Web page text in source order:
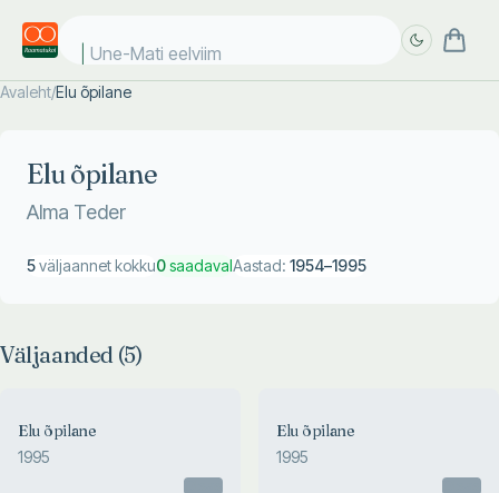
Une-Mati eelviima
Avaleht/Elu õpilane
Elu õpilane
Alma Teder
5väljaannet kokku0saadavalAastad: 1954–1995
Väljaanded (5)
Elu õpilane
1995
Elu õpilane
1995